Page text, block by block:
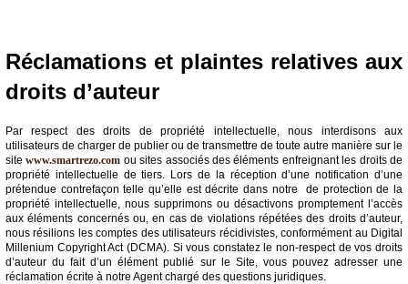
Réclamations et plaintes relatives aux
droits d’auteur
Par respect des droits de propriété intellectuelle, nous interdisons aux
utilisateurs de charger de publier ou de transmettre de toute autre manière sur le
sitewww.smartrezo.com ou sites associés des éléments enfreignant les droits de
propriété intellectuelle de tiers. Lors de la réception d’une notification d’une
prétendue contrefaçon telle qu’elle est décrite dans notre de protection de la
propriété intellectuelle, nous supprimons ou désactivons promptement l’accès
aux éléments concernés ou, en cas de violations répétées des droits d’auteur,
nous résilions les comptes des utilisateurs récidivistes, conformément au Digital
Millenium Copyright Act (DCMA). Si vous constatez le non-respect de vos droits
d’auteur du fait d’un élément publié sur le Site, vous pouvez adresser une
réclamation écrite à notre Agent chargé des questions juridiques.